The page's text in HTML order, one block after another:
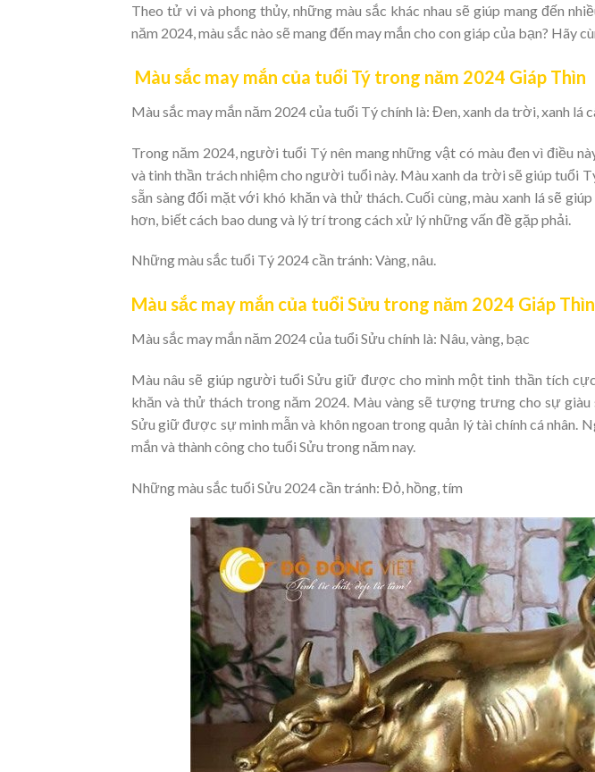
Theo tử vi và phong thủy, những màu sắc khác nhau sẽ giúp mang đến
năm 2024, màu sắc nào sẽ mang đến may mắn cho con giáp của bạn? Hãy
Màu sắc may mắn của tuổi Tý trong năm 2024 Giáp Thìn
Màu sắc may mắn năm 2024 của tuổi Tý chính là: Đen, xanh da trời, xanh lá
Trong năm 2024, người tuổi Tý nên mang những vật có màu đen vì điều
và tinh thần trách nhiệm cho người tuổi này. Màu xanh da trời sẽ giúp tuổi
sẵn sàng đối mặt với khó khăn và thử thách. Cuối cùng, màu xanh lá sẽ
hơn, biết cách bao dung và lý trí trong cách xử lý những vấn đề gặp phải.
Những màu sắc tuổi Tý 2024 cần tránh: Vàng, nâu.
Màu sắc may mắn của tuổi Sửu trong năm 2024 Giáp Thìn
Màu sắc may mắn năm 2024 của tuổi Sửu chính là: Nâu, vàng, bạc
Màu nâu sẽ giúp người tuổi Sửu giữ được cho mình một tinh thần tích
khăn và thử thách trong năm 2024. Màu vàng sẽ tượng trưng cho sự giàu
Sửu giữ được sự minh mẫn và khôn ngoan trong quản lý tài chính cá nhân.
mắn và thành công cho tuổi Sửu trong năm nay.
Những màu sắc tuổi Sửu 2024 cần tránh: Đỏ, hồng, tím